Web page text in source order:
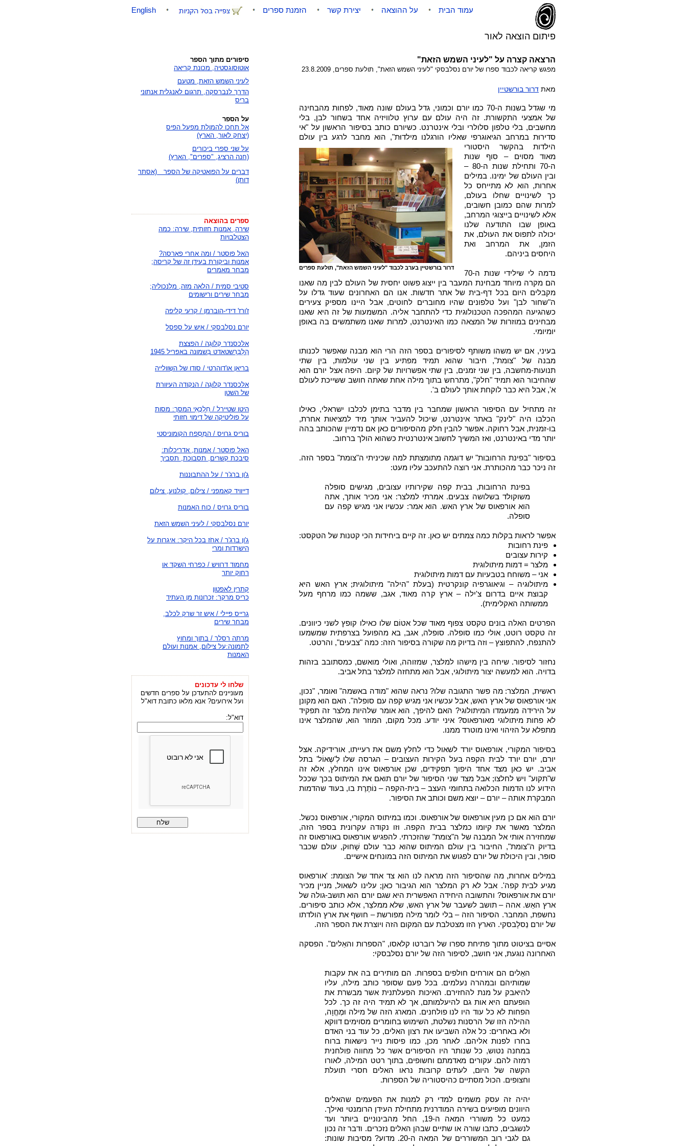
פיתום הוצאה לאור
English הזמנת ספרים יצירת קשר על ההוצאה עמוד הבית
הרצאה קצרה על "לעיני השמש הזאת"
מפגש קריאה לכבוד ספרו של יורם נסלבסקי "לעיני השמש הזאת", תולעת ספרים, 23.8.2009
מאת דרור בורשטיין
מי שגדל בשנות ה-70 כמו יורם וכמוני, גדל בעולם שונה מאוד, לפחות מהבחינה
של אמצעי התקשורת. זה היה עולם עם ערוץ טלוויזיה אחד בשחור לבן, בלי
מחשבים, בלי טלפון סלולרי ובלי אינטרנט. כשיורם כותב בסיפור הראשון על "אי
סדירוּת במרחב הגיאוגרפי שאליו הורגלנו מילדוּת",
דרור בורשטיין בערב לכבוד "לעיני השמש הזאת", תולעת ספרים
הוא מחבר לרגע בין עולם
הילדות בהקשר היסטורי
מאוד מסוים – סוף שנות
ה-70 ותחילת שנות ה-80 –
ובין העולם של ימינו. במילים
אחרות, הוא לא מתייחס כל
כך לשינויים שחלו בעולם,
למרות שהם כמובן חשובים,
אלא לשינויים בייצוגי המרחב,
באופן שבו התודעה שלנו
יכולה לתפוס את העולם, את
הזמן, את המרחב ואת
היחסים ביניהם.
נדמה לי שילידי שנות ה-70
הם מקרה מיוחד מבחינת המעבר בין ייצוג פשוט יחסית של העולם לבין מה שאנו
מקבלים היום בכל דף-בית של אתר חדשות. אנו הם האחרונים שעוד גדלו על
ה"שחור לבן" ועל טלפונים שהיו מחוברים לחוטים, אבל היינו מספיק צעירים
כשהגיעה המהפכה הטכנולוגית כדי להתחבר אליה. המשמעות של זה היא שאנו
מבחינים במוזרות של המצאה כמו האינטרנט, למרות שאנו משתמשים בה באופן
יומיומי.
בעיני, אם יש משהו משותף לסיפורים בספר הזה הרי הוא מבנה שאפשר לכנותו
מבנה של "צומת", חיבור שהוא תמיד מפתיע בין שני עולמות, בין שתי
תנועות-מחשבה, בין שני זמנים, בין שתי אפשרויות של קיום. היפה אצל יורם הוא
שהחיבור הוא תמיד "חלק", מתרחש בתוך מילה אחת שאתה חושב ששייכת לעולם
א', אבל היא כבר לוקחת אותך לעולם ב'.
זה מתחיל עם הסיפור הראשון שמחבר בין מדבר בתימן לכלבו ישראלי, כאילו
הכלבו היה "לינק" באתר אינטרנט, שיכול להעביר אותך מיד למציאות אחרת,
בו-זמנית, אבל רחוקה. אפשר להבין חלק מהסיפורים כאן אם נדמיין שהכותב בהה
יותר מדי באינטרנט, ואז המשיך לחשוב אינטרנטית כשהוא הולך ברחוב.
בסיפור "בפינת הרחובות" יש דוגמה מתומצתת למה שכיניתי ה"צומת" בספר הזה.
זה ניכר כבר מהכותרת. אני רוצה להתעכב עליו מעט:
בפינת הרחובות, בבית קפה שקירותיו עצובים, מגישים סופלה
משוקולד בשלושה צבעים. אמרתי למלצר: אני מכיר אותך, אתה
הוא אורפאוס של ארץ האש. הוא אמר: עכשיו אני מגיש קפה עם
סופלה.
אפשר לראות בקלות כמה צמתים יש כאן. זה קיים ביחידות הכי קטנות של הטקסט:
פינת רחובות
קירות עצובים
מלצר = דמות מיתולוגית
אני – משוחח בטבעיות עם דמות מיתולוגית
מיתולוגיה – וגיאוגרפיה קונקרטית (בעלת "הילה" מיתולוגית; ארץ האש היא
קבוצת איים בדרום צ'ילה – ארץ קרה מאוד, אגב, ששמה כמו מרחף מעל
ממשותה האקלימית).
הפרטים האלה בונים טקסט צפוף מאוד שכל אטוֹם שלו כאילו קופץ לשני כיוונים.
זה טקסט רוטט, אולי כמו סופלה. סופלה, אגב, בא מהפועל בצרפתית שמשמעו
להתנפח, להתפוצץ – וזה בדיוק מה שקורה בסיפור הזה: כמה "צבעים", והרטט.
נחזור לסיפור. שיחה בין מישהו למלצר, שמזוהה, ואולי מואשם, כמסתובב בזהות
בדויה. הוא למעשה יצור מיתולוגי, אבל הוא מתחזה למלצר בתל אביב.
ראשית, המלצר: מה פשר התגובה שלו? נראה שהוא "מודה באשמה" ואומר, "נכון,
אני אורפאוס של ארץ האש, אבל עכשיו אני מגיש קפה עם סופלה". האם הוא מקונן
על הירידה ממעמדו המיתולוגי? האם להיפך, הוא אומר שלהיות מלצר זה תפקיד
לא פחות מיתולוגי מאורפאוס? איני יודע. מכל מקום, המוזר הוא, שהמלצר אינו
מתפלא על הזיהוי ואינו מוטרד ממנו.
בסיפור המקורי, אורפאוס יורד לשאול כדי לחלץ משם את רעייתו, אורידיקה. אצל
יורם, יורם יורד לבית הקפה בעל הקירות העצובים – הגרסה שלו לְ'שְאוֹל' בתל
אביב. יש כאן מצד אחד היפוך תפקידים, שכן אורפאוס אינו המחלץ, אלא זה
ש"תקוע" ויש לחלצו; אבל מצד שני הסיפור של יורם תואם את המיתוס בכך שככל
הידוע לנו הדמות הכלואה בתחומי העצב – בית-הקפה – נוֹתֶרֶת בו, בעוד שהדמות
המבקרת אותה – יורם – יוצא משם וכותב את הסיפור.
יורם הוא אם כן מעין אורפאוס של אורפאוס. וכמו במיתוס המקורי, אורפאוס נכשל.
המלצר מאשר את קיומו כמלצר בבית הקפה. וזו נקודה עקרונית בספר הזה,
שמחזירה אותי אל המבנה של ה"צומת" שהזכרתי. להפגיש אורפאוס באורפאוס זה
בדיוק ה"צומת", החיבור בין עולם המיתוס שהוא כבר עולם שָׁחוּק, עולם שכבר
סופּר, ובין היכולת של יורם לפגוש את המיתוס הזה במונחים אישיים.
במילים אחרות, מה שהסיפור הזה מראה לנו הוא צד אחד של הצומת: 'אורפאוס
מגיע לבית קפה'. אבל לא רק המלצר הוא הגיבור כאן; עלינו לשאול, מניין מכיר
יורם את אורפאוס? והתשובה היחידה האפשרית היא שגם יורם הוא תושב-גולה של
ארץ האֵש. אהה – תושב לשעבר של ארץ האש, שלא ממלצֵר, אלא כותב סיפורים.
נחשפת, המחבר. הסיפור הזה – בלי לומר מילה מפורשת – חושף את ארץ הולדתו
של יורם נַסלָבסקי. הארץ הזו מצטלבת עם המקום הזה ויוצרת את הספר הזה.
אסיים בציטוט מתוך פתיחת ספרו של רוברטו קלאסו, "הספרות והאֵלים". הפסקה
האחרונה נוגעת, אני חושב, לסיפור הזה של יורם נסלבסקי:
האֵלים הם אורחים חולפים בספרות. הם מותירים בה את עקבות
שמותיהם ובמהרה נעלמים. בכל פעם שסופר כותב מילה, עליו
להיאבק על מנת להחזירם. האיכות הפעלתנית אשר מבשרת את
הופעתם היא אות גם להיעלמותם, אך לא תמיד היה זה כך. לכל
הפחות לא כל עוד היו לנו פולחנים. המארג הזה של מילה וּמֶחֱוָה,
ההילה הזו של הרסנות נשלטת, השימוש בחומרים מסוימים דווקא
ולא באחרים: כל אלה השביעו את רצון האלים, כל עוד בני האדם
בחרו לפנות אליהם. לאחר מכן, כמו פיסות נייר נישאות ברוח
במחנה נטוש, כל שנותר היו הסיפורים אשר כל מחווה פולחנית
רמזה להם. עקורים מאדמתם וחשופים, בתוך רטט המילה, לאורו
הקשה של היום, לעתים קרובות נראו האלים חסרי תועלת
וחצופים. הכול מסתיים כהיסטוריה של הספרות.
יהיה זה עסק משמים למדי רק למנות את הפעמים שהאלים
היוונים מופיעים בשירה המודרנית מתחילת העידן הרומנטי ואילך.
כמעט כל משוררי המאה ה-19, החל מהבינוניים ביותר ועד
לנשגבים, כתבו שורה או שתיים שבהן האלים נזכרים. ודבר זה נכון
גם לגבי רוב המשוררים של המאה ה-20. מדוע? מסיבות שונות:
סיפורים מתוך הספר
אוטוסוגסטיה, מכונת קריאה
לעיני השמש הזאת, מטעם
הדרך לנברסקה, תרגום לאנגלית אנתוני
בריס
על הספר
אל תחכו להמולת מפעל הפיס
(יצחק לאור, הארץ)
על שני ספרי ביכורים
(חנה הרציג, "ספרים", הארץ)
דברים על הפואטיקה של הספר (אסתר
דותן)
ספרים בהוצאה
שירה, אמנות חזותית, שירה: כמה
הצטלבויות
האל פוסטר / ומה אחרי פארסה?
אמנות וביקורת בעידן זה של קריסה;
מבחר מאמרים
סטיבי סמית / הלאה מזה, מלנכוליה;
מבחר שירים ורישומים
ז'ורז' דידי-הוברמן / קרעי קליפה
יורם נסלבסקי / איש על ספסל
אלכסנדר קְלוּגֶה / הפצצת
הַלְבֶּרְשטאדט בִּשמונה באפריל 1945
בריאן או'דוהרטי / סודו של השֶוולייה
אלכסנדר קלוּגֶה / הנקודה העיוורת
של השטן
היטו שטיירל / חֵלְכָּאֵי המסך: מסות
על פוליטיקה של דימוי חזותי
בוריס גרויס / המִסְפח הקומוניסטי
האל פוסטר / אמנות, אדריכלות:
סיבכת קשרים, תסבוכת, תסביך
ג'ון ברג'ר / על ההתבוננות
דייוויד קאמפני / צילום, קולנוע, צילום
בוריס גרויס / כוח האמנות
יורם נסלבסקי / לעיני השמש הזאת
ג'ון ברג'ר / אחֹז בכל היקר: איגרות על
הישרדות ומרי
מחמוד דרוויש / כפרחי השקד או
רחוק יותר
קתרין לאפטון
כריס מרקר: זכרונות מן העתיד
גרייס פיילי / איש זר שרק לכלב,
מבחר שירים
מרתה רסלר / בתוך ומחוץ
לתמונה:על צילום, אמנות ועולם
האמנות
שלחו לי עדכונים
מעוניינים להתעדכן על ספרים חדשים
ועל אירועים? אנא מלאו כתובת דוא"ל
דוא"ל: